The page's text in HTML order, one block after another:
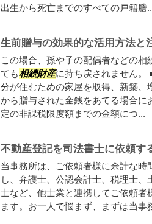
出生から死亡までのすべての戸籍謄
生前贈与の効果的な活用方法と
この場合、孫や子の配偶者などの
ても相続財産に持ち戻されません。
分が住むための家屋を取得、新築
から贈与された金銭をあてる場合に
定の非課税限度額までの金額につ...
不動産登記を司法書士に依頼す
当事務所は、ご依頼者様に余計な
し、弁護士、公認会計士、税理士、
士など、他士業と連携してご依頼者
ます。お一人で悩まず、まずは当事